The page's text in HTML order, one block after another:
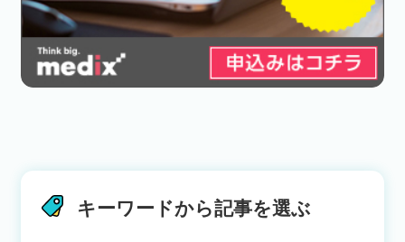
キーワードから記事を選ぶ